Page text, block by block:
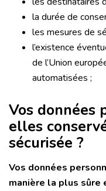
la durée de
les mesures de
l’existence
de l’Union
automatisées ;
Vos données
elles
sécurisée ?
Vos données
manière la plus sûre